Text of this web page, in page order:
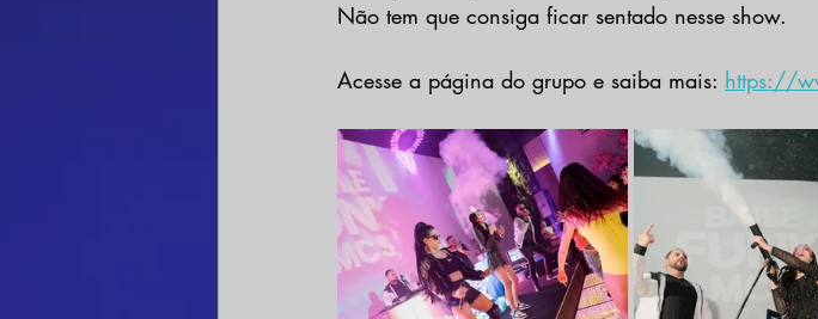
Não tem que consiga ficar sentado nesse show.
Acesse a página do grupo e saiba mais: https://